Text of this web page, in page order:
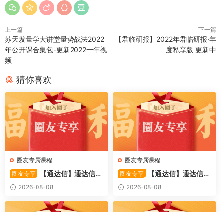
上一篇
苏天发量学大讲堂量势战法2022
年公开课合集包-更新2022一年视
频
下一篇
【君临研报】2022年君临研报·年
度私享版 更新中
猜你喜欢
圈友专属课程
圈友专享
【通达信】通达信
〖备战龙妖〗副图/选股 精准
捕捉龙头启动进场信号 源码
2026-08-08
圈友专属课程
圈友专享
【通达信】通达信
〖重心突破〗主副图/选股 捕
捉股价在特定形态下的反转与
启动信号 源码
2026-08-08